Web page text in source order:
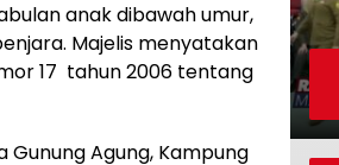
anak dibawah umur,
Majelis menyatakan
17 tahun 2006 tentang
Agung, Kampung